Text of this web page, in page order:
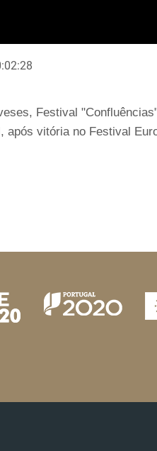
Festival
após vitória no Festival